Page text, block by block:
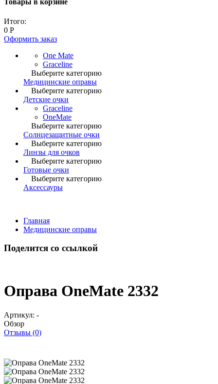
Товары в корзине
Итого:
0 Р
Оформить заказ
One Mate
Graceline
Выберите категорию
Медицинские оправы
Выберите категорию
Детские очки
Graceline
OneMate
Выберите категорию
Солнцезащитные очки
Выберите категорию
Линзы для очков
Выберите категорию
Готовые очки
Выберите категорию
Аксессауры
Главная
Медицинские оправы
Поделится со ссылкой
Оправа OneMate 2332
Артикул: -
Обзор
Отзывы (0)